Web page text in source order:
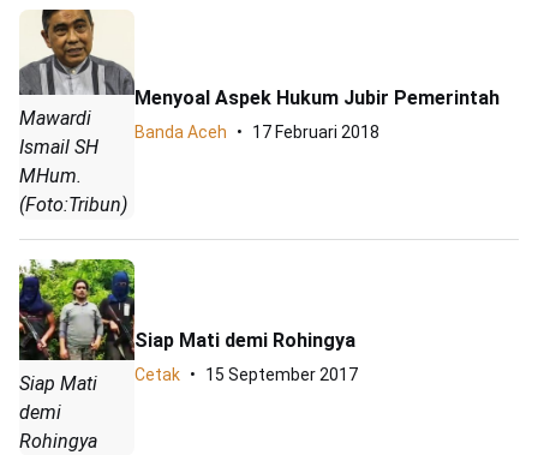
Mawardi
Ismail SH
MHum.
(Foto:Tribun)
Menyoal Aspek Hukum Jubir Pemerintah
Banda Aceh 17 Februari 2018
Siap Mati
demi
Rohingya
Siap Mati demi Rohingya
Cetak 15 September 2017